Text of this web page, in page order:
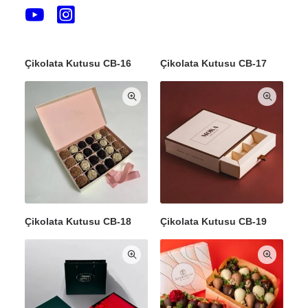
Çikolata Kutusu CB-16 Çikolata Kutusu CB-17
Çikolata Kutusu CB-18 Çikolata Kutusu CB-19